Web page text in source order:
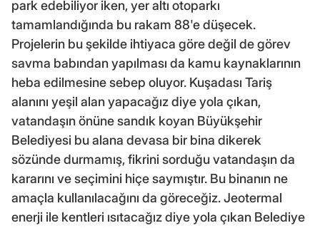
park edebiliyor iken, yer altı otoparkı
tamamlandığında bu rakam 88'e düşecek.
Projelerin bu şekilde ihtiyaca göre değil de görev
savma babından yapılması da kamu kaynaklarının
heba edilmesine sebep oluyor. Kuşadası Tariş
alanını yeşil alan yapacağız diye yola çıkan,
vatandaşın önüne sandık koyan Büyükşehir
Belediyesi bu alana devasa bir bina dikerek
sözünde durmamış, fikrini sorduğu vatandaşın da
kararını ve seçimini hiçe saymıştır. Bu binanın ne
amaçla kullanılacağını da göreceğiz. Jeotermal
enerji ile kentleri ısıtacağız diye yola çıkan Belediye